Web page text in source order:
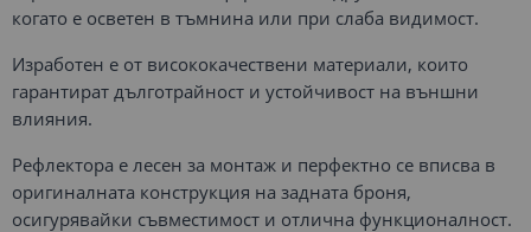
когато е осветен в тъмнина или при слаба видимост.
Изработен е от висококачествени материали, които
гарантират дълготрайност и устойчивост на външни
влияния.
Рефлектора е лесен за монтаж и перфектно се вписва в
оригиналната конструкция на задната броня,
осигурявайки съвместимост и отлична функционалност.